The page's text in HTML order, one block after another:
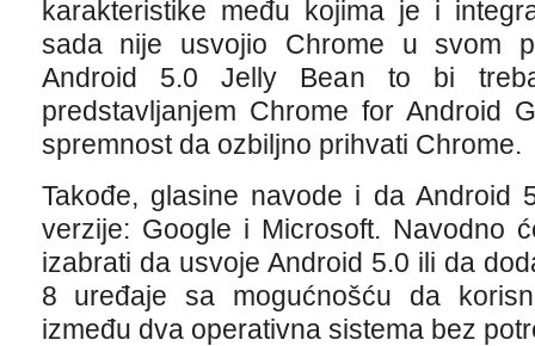
karakteristike među kojima je i
sada nije usvojio Chrome u svom
Android 5.0 Jelly Bean to bi
predstavljanjem Chrome for Android
spremnost da ozbiljno prihvati Chrome.
Takođe, glasine navode i da Android
verzije: Google i Microsoft. Navodno
izabrati da usvoje Android 5.0 ili da
8 uređaje sa mogućnošću da
između dva operativna sistema bez